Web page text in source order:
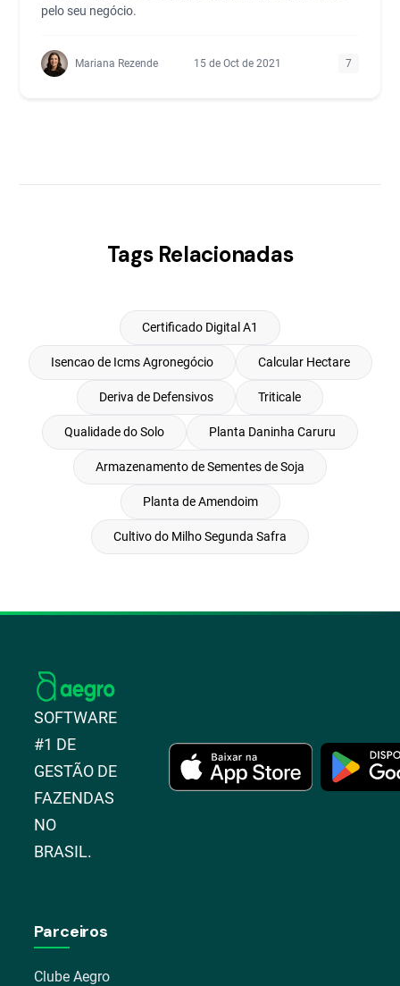
pelo seu negócio.
Mariana Rezende 15 de Oct de 2021 7
Tags Relacionadas
Certificado Digital A1
Isencao de Icms Agronegócio Calcular Hectare
Deriva de Defensivos Triticale
Qualidade do Solo Planta Daninha Caruru
Armazenamento de Sementes de Soja
Planta de Amendoim
Cultivo do Milho Segunda Safra
SOFTWARE
#1 DE
GESTÃO DE
FAZENDAS
NO
BRASIL.
Parceiros
Clube Aegro